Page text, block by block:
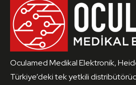
Oculamed Medikal Elektronik,
Türkiye’deki tek yetkili